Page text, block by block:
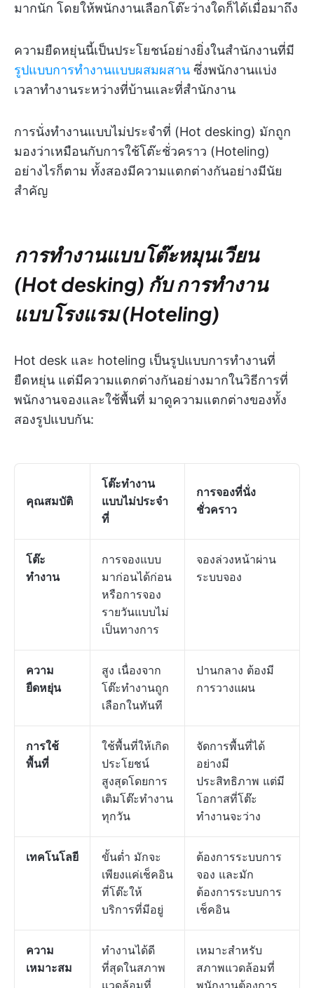
มากนัก โดยให้พนักงานเลือกโต๊ะว่างใดก็ได้เมื่อมาถึง
ความยืดหยุ่นนี้เป็นประโยชน์อย่างยิ่งในสำนักงานที่มี
รูปแบบการทำงานแบบผสมผสาน ซึ่งพนักงานแบ่ง
เวลาทำงานระหว่างที่บ้านและที่สำนักงาน
การนั่งทำงานแบบไม่ประจำที่ (Hot desking) มักถูก
มองว่าเหมือนกับการใช้โต๊ะชั่วคราว (Hoteling)
อย่างไรก็ตาม ทั้งสองมีความแตกต่างกันอย่างมีนัย
สำคัญ
การทำงานแบบโต๊ะหมุนเวียน
(Hot desking) กับ การทำงาน
แบบโรงแรม (Hoteling)
Hot desk และ hoteling เป็นรูปแบบการทำงานที่
ยืดหยุ่น แต่มีความแตกต่างกันอย่างมากในวิธีการที่
พนักงานจองและใช้พื้นที่ มาดูความแตกต่างของทั้ง
สองรูปแบบกัน:
คุณสมบัติ
โต๊ะทำงาน
แบบไม่ประจำ
ที่
การจองที่นั่ง
ชั่วคราว
โต๊ะ
ทำงาน
การจองแบบ
มาก่อนได้ก่อน
หรือการจอง
รายวันแบบไม่
เป็นทางการ
จองล่วงหน้าผ่าน
ระบบจอง
ความ
ยืดหยุ่น
สูง เนื่องจาก
โต๊ะทำงานถูก
เลือกในทันที
ปานกลาง ต้องมี
การวางแผน
การใช้
พื้นที่
ใช้พื้นที่ให้เกิด
ประโยชน์
สูงสุดโดยการ
เติมโต๊ะทำงาน
ทุกวัน
จัดการพื้นที่ได้
อย่างมี
ประสิทธิภาพ แต่มี
โอกาสที่โต๊ะ
ทำงานจะว่าง
เทคโนโลยี
ขั้นต่ำ มักจะ
เพียงแค่เช็คอิน
ที่โต๊ะให้
บริการที่มีอยู่
ต้องการระบบการ
จอง และมัก
ต้องการระบบการ
เช็คอิน
ความ
เหมาะสม
ทำงานได้ดี
ที่สุดในสภาพ
แวดล้อมที่
เหมาะสำหรับ
สภาพแวดล้อมที่
พนักงานต้องการ